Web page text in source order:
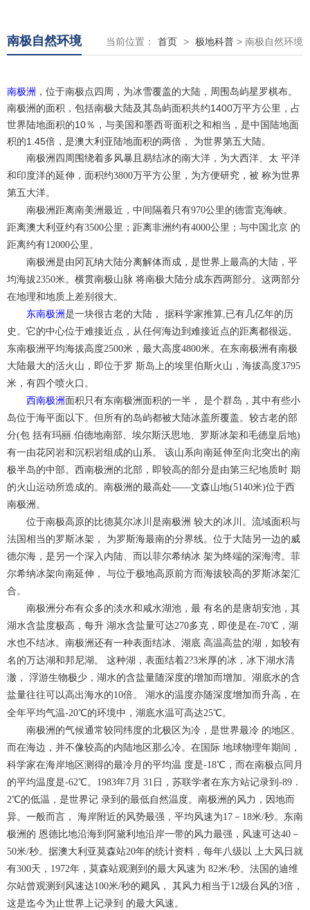
南极自然环境 当前位置： 首页 > 极地科普 > 南极自然环境
南极洲 ，位于南极点四周，为冰雪覆盖的大陆，周围岛屿星罗棋布。
南极洲的面积，包括南极大陆及其岛屿面积共约1400万平方公里，占
世界陆地面积的10％，与美国和墨西哥面积之和相当，是中国陆地面
积的1.45倍，是澳大利亚陆地面积的两倍， 为世界第五大陆。
南极洲四周围绕着多风暴且易结冰的南大洋，为大西洋、太 平洋
和印度洋的延伸，面积约3800万平方公里，为方便研究，被 称为世界
第五大洋。
南极洲距离南美洲最近，中间隔着只有970公里的德雷克海峡。
距离澳大利亚约有3500公里；距离非洲约有4000公里；与中国北京 的
距离约有12000公里。
南极洲是由冈瓦纳大陆分离解体而成，是世界上最高的大陆，平
均海拔2350米。横贯南极山脉 将南极大陆分成东西两部分。这两部分
在地理和地质上差别很大。
东南极洲是一块很古老的大陆， 据科学家推算,已有几亿年的历
史。它的中心位于难接近点，从任何海边到难接近点的距离都很远。
东南极洲平均海拔高度2500米，最大高度4800米。在东南极洲有南极
大陆最大的活火山，即位于罗 斯岛上的埃里伯斯火山，海拔高度3795
米，有四个喷火口。
西南极洲 面积只有东南极洲面积的一半， 是个群岛，其中有些小
岛位于海平面以下。但所有的岛屿都被大陆冰盖所覆盖。较古老的部
分(包 括有玛丽.伯德地南部、埃尔斯沃思地、罗斯冰架和毛德皇后地)
有一由花冈岩和沉积岩组成的山系。 该山系向南延伸至向北突出的南
极半岛的中部。西南极洲的北部，即较高的部分是由第三纪地质时 期
的火山运动所造成的。南极洲的最高处——文森山地(5140米)位于西
南极洲。
位于南极高原的比德莫尔冰川是南极洲 较大的冰川。流域面积与
法国相当的罗斯冰架， 为罗斯海最南的分界线。位于大陆另一边的威
德尔海，是另一个深入内陆、而以菲尔希纳冰 架为终端的深海湾。菲
尔希纳冰架向南延伸， 与位于极地高原前方而海拔较高的罗斯冰架汇
合。
南极洲分布有众多的淡水和咸水湖池，最 有名的是唐胡安池，其
湖水含盐度极高，每升 湖水含盐量可达270多克，即使是在-70℃，湖
水也不结冰。南极洲还有一种表面结冰、湖底 高温高盐的湖，如较有
名的万达湖和邦尼湖。 这种湖，表面结着2?3米厚的冰，冰下湖水清
澈， 浮游生物极少，湖水的含盐量随深度的增加而增加。湖底水的含
盐量往往可以高出海水的10倍。 湖水的温度亦随深度增加而升高，在
全年平均气温-20℃的环境中，湖底水温可高达25℃。
南极洲的气候通常较同纬度的北极区为冷，是世界最冷 的地区。
而在海边，并不像较高的内陆地区那么冷。在国际 地球物理年期间，
科学家在海岸地区测得的最冷月的平均温 度是-18℃，而在南极点同月
的平均温度是-62℃。1983年7月 31日，苏联学者在东方站记录到-89．
2℃的低温，是世界记 录到的最低自然温度。南极洲的风力，因地而
异。一般而言， 海岸附近的风势最强，平均风速为17－18米/秒。东南
极洲的 恩德比地沿海到阿黛利地沿岸一带的风力最强，风速可达40－
50米/秒。据澳大利亚莫森站20年的统计资料，每年八级以 上大风日就
有300天，1972年，莫森站观测到的最大风速为 82米/秒。法国的迪维
尔站曾观测到风速达100米/秒的飓风， 其风力相当于12级台风的3倍，
这是迄今为止世界上记录到 的最大风速。